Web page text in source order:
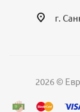
г.
2026 ©